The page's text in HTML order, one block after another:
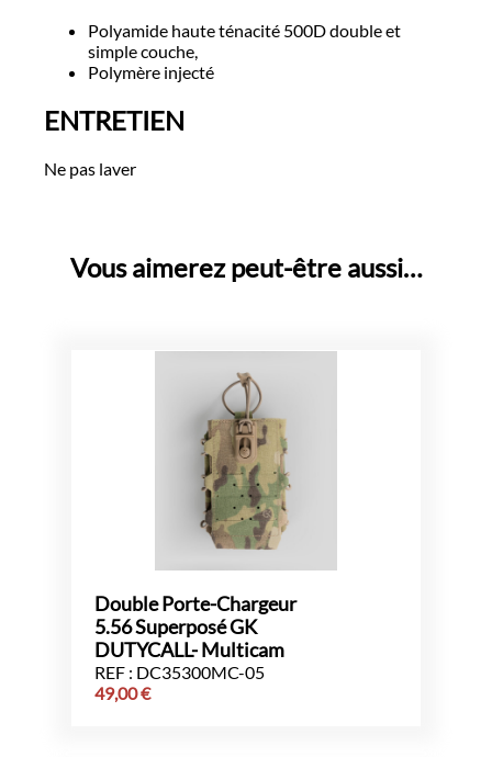
Polyamide haute ténacité 500D double et
simple couche,
Polymère injecté
ENTRETIEN
Ne pas laver
Vous aimerez peut-être aussi…
Double Porte-Chargeur
5.56 Superposé GK
DUTYCALL- Multicam
REF : DC35300MC-05
49,00€